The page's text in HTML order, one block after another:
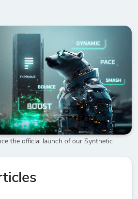
the official launch of our Synthetic